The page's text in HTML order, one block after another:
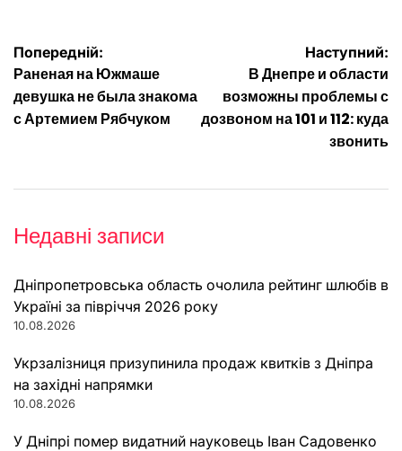
Навігація
записів
Попередній:
Раненая на Южмаше
девушка не была знакома
с Артемием Рябчуком
Наступний:
В Днепре и области
возможны проблемы с
дозвоном на 101 и 112: куда
звонить
Недавні записи
Дніпропетровська область очолила рейтинг шлюбів в
Україні за півріччя 2026 року
10.08.2026
Укрзалізниця призупинила продаж квитків з Дніпра
на західні напрямки
10.08.2026
У Дніпрі помер видатний науковець Іван Садовенко